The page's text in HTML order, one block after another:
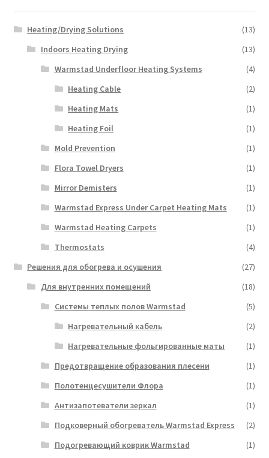
Heating/Drying Solutions
(13)
Indoors Heating Drying
(13)
Warmstad Underfloor Heating Systems
(4)
Heating Cable
(2)
Heating Mats
(1)
Heating Foil
(1)
Mold Prevention
(1)
Flora Towel Dryers
(1)
Mirror Demisters
(1)
Warmstad Express Under Carpet Heating Mats
(1)
Warmstad Heating Carpets
(1)
Thermostats
(4)
Решения для обогрева и осушения
(27)
Для внутренних помещений
(18)
Системы теплых полов Warmstad
(5)
Нагревательный кабель
(2)
Нагревательные фольгированные маты
(1)
Предотвращение образования плесени
(1)
Полотенцесушители Флора
(1)
Антизапотеватели зеркал
(1)
Подковерный обогреватель Warmstad Express
(2)
Подогревающий коврик Warmstad
(1)